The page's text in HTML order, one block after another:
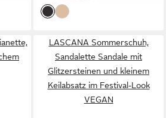
LASCANA Sommerschuh,
Sandalette Sandale mit
Glitzersteinen und kleinem
Keilabsatz im Festival-Look
VEGAN